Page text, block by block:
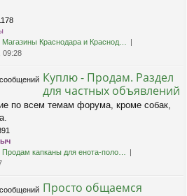
Магазины Краснодара и Краснод…
09:28
Куплю - Продам. Раздел
для частных объявлений
по всем темам форума, кроме собак,
Продам капканы для енота-поло…
Просто общаемся